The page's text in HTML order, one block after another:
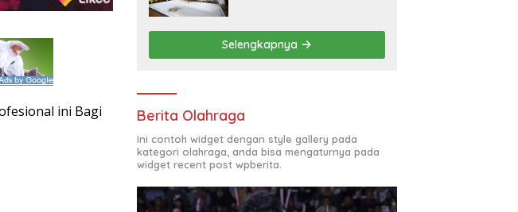
ini Bagi
Selengkapnya
Berita Olahraga
Ini contoh widget dengan style gallery pada
kategori olahraga, anda bisa mengaturnya pada
widget recent post wpberita.